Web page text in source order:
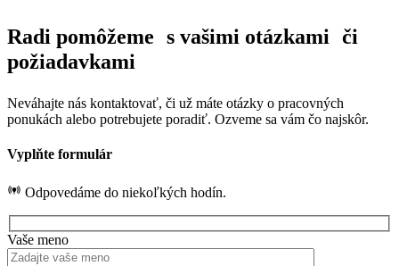
Radi pomôžeme s vašimi otázkami či
požiadavkami
Neváhajte nás kontaktovať, či už máte otázky o pracovných
ponukách alebo potrebujete poradiť. Ozveme sa vám čo najskôr.
Vyplňte formulár
Odpovedáme do niekoľkých hodín.
Vaše meno